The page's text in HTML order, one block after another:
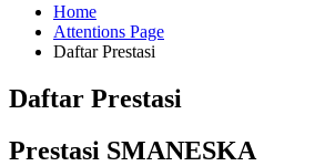
Home
Attentions Page
Daftar Prestasi
Daftar Prestasi
Prestasi SMANESKA